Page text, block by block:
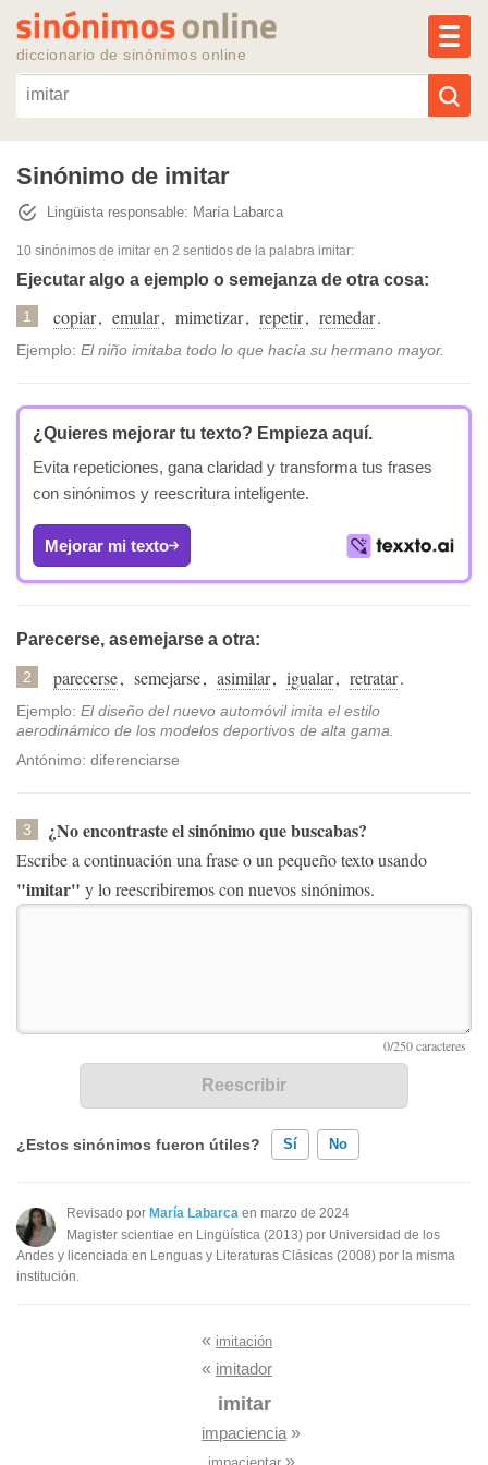
diccionario de sinónimos online
Reescribir texto con IA
Sinónimos populares
Temas populares
Temas recientes
Sinónimo de imitar
Lingüista responsable: María Labarca
10 sinónimos de imitar en 2 sentidos de la palabra imitar:
Ejecutar algo a ejemplo o semejanza de otra cosa:
1 copiar, emular, mimetizar, repetir, remedar.
Ejemplo: El niño imitaba todo lo que hacía su hermano mayor.
¿Quieres mejorar tu texto? Empieza aquí.
Evita repeticiones, gana claridad y transforma tus frases
con sinónimos y reescritura inteligente.
Mejorar mi texto
Parecerse, asemejarse a otra:
2 parecerse, semejarse, asimilar, igualar, retratar.
Ejemplo: El diseño del nuevo automóvil imita el estilo
aerodinámico de los modelos deportivos de alta gama.
Antónimo: diferenciarse
3 ¿No encontraste el sinónimo que buscabas?
Escribe a continuación una frase o un pequeño texto usando
"imitar" y lo reescribiremos con nuevos sinónimos.
¿Estos sinónimos fueron útiles? Sí No
Existen sinónimos incorrectos
Ninguno de los sinónimos presentados me ayudó
Revisado por María Labarca en marzo de 2024
Magister scientiae en Lingüística (2013) por Universidad de los
Andes y licenciada en Lenguas y Literaturas Clásicas (2008) por la misma
institución.
« imitación
« imitador
imitar
impaciencia »
»